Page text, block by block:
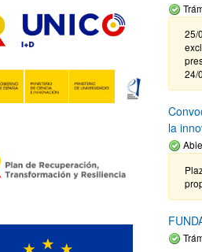
25/
24/
la